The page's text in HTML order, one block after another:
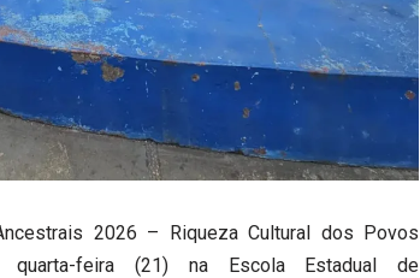
2026 – Riqueza Cultural dos Povos
quarta-feira (21) na Escola Estadual de